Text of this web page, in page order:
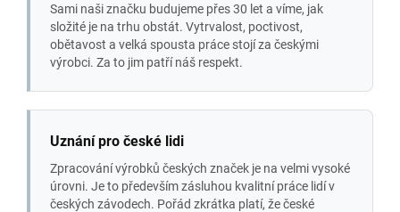
Sami naši značku budujeme přes 30 let a víme, jak
složité je na trhu obstát. Vytrvalost, poctivost,
obětavost a velká spousta práce stojí za českými
výrobci. Za to jim patří náš respekt.
Uznání pro české lidi
Zpracování výrobků českých značek je na velmi vysoké
úrovni. Je to především zásluhou kvalitní práce lidí v
českých závodech. Pořád zkrátka platí, že české